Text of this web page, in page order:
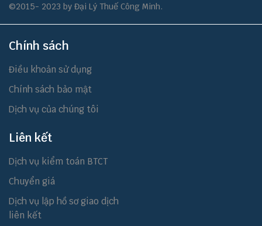
©2015- 2023 by Đại Lý Thuế Công Minh.
Chính sách
Điều khoản sử dụng
Chính sách bảo mật
Dịch vụ của chúng tôi
Liên kết
Dịch vụ kiểm toán BTCT
Chuyển giá
Dịch vụ lập hồ sơ giao dịch
liên kết